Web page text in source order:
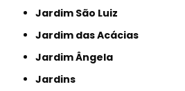
Jardim São Luiz
Jardim das Acácias
Jardim Ângela
Jardins